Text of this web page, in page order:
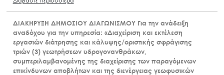
ΔΙΑΚΗΡΥΞΗ ΔΗΜΟΣΙΟΥ ΔΙΑΓΩΝΙΣΜΟΥ Για την ανάδειξη
αναδόχου για την υπηρεσία: «Διαχείριση και εκτέλεση
εργασιών διάτρησης και κάλυψης/οριστικής σφράγισης
τριών (3) γεωτρήσεων υδρογονανθράκων,
συμπεριλαμβανομένης της διαχείρισης των παραγόμενων
επικίνδυνων αποβλήτων και της διενέργειας γεωφυσικών